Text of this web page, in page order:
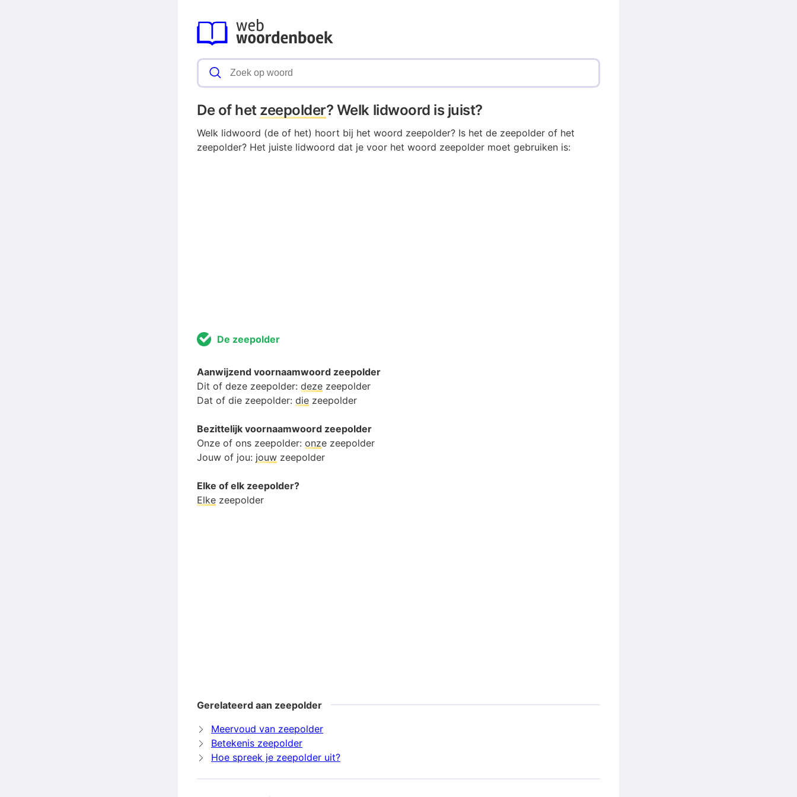
De of het zeepolder? Welk lidwoord is juist?
Welk lidwoord (de of het) hoort bij het woord zeepolder? Is het de zeepolder of het
zeepolder? Het juiste lidwoord dat je voor het woord zeepolder moet gebruiken is:
De zeepolder
Aanwijzend voornaamwoord zeepolder
Dit of deze zeepolder: deze zeepolder
Dat of die zeepolder: die zeepolder
Bezittelijk voornaamwoord zeepolder
Onze of ons zeepolder: onze zeepolder
Jouw of jou: jouw zeepolder
Elke of elk zeepolder?
Elke zeepolder
Gerelateerd aan zeepolder
Meervoud van zeepolder
Betekenis zeepolder
Hoe spreek je zeepolder uit?